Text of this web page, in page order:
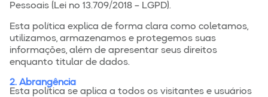
Pessoais (Lei nº 13.709/2018 – LGPD).
Esta política explica de forma clara como coletamos,
utilizamos, armazenamos e protegemos suas
informações, além de apresentar seus direitos
enquanto titular de dados.
2. Abrangência
Esta política se aplica a todos os visitantes e usuários